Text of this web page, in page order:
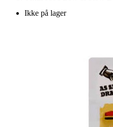
Ikke på lager